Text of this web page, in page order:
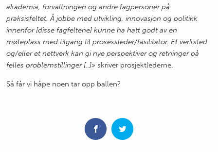
akademia, forvaltningen og andre fagpersoner på
praksisfeltet. Å jobbe med utvikling, innovasjon og politikk
innenfor [disse fagfeltene] kunne ha hatt godt av en
møteplass med tilgang til prosessleder/fasilitator. Et verksted
og/eller et nettverk kan gi nye perspektiver og retninger på
felles problemstillinger [..]» skriver prosjektlederne.
Så får vi håpe noen tar opp ballen?